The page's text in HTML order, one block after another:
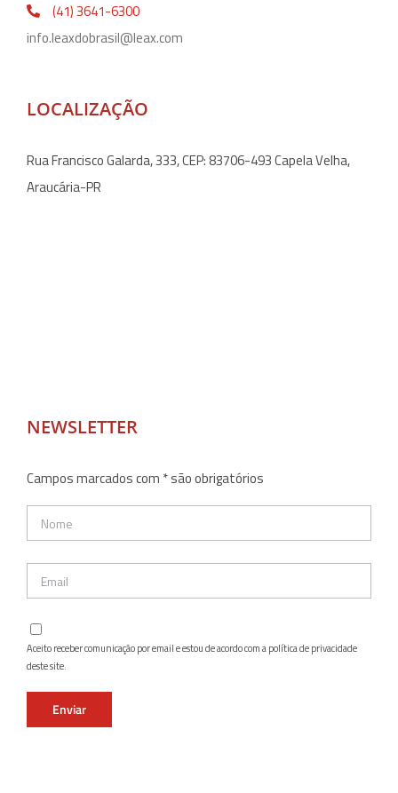
(41) 3641-6300
info.leaxdobrasil@leax.com
LOCALIZAÇÃO
Rua Francisco Galarda, 333, CEP: 83706-493 Capela Velha,
Araucária-PR
NEWSLETTER
Campos marcados com * são obrigatórios
Aceito receber comunicação por email e estou de acordo com a política de privacidade
deste site.